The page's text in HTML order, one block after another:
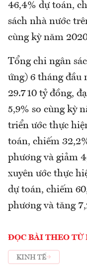
46,4% dự toán,
sách nhà nước
cùng kỳ năm
Tổng chi ngân
ứng) 6 tháng đầu
29.710 tỷ đồng,
5,9% so cùng kỳ
triển ước thực
toán, chiếm
phương và giảm
xuyên ước thực
dự toán, chiếm
phương và tăng
ĐỌC BÀI THEO TỪ
KINH TẾ